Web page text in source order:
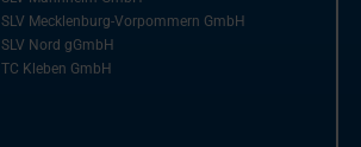
SLV Mecklenburg-Vorpommern GmbH
SLV Nord gGmbH
TC Kleben GmbH